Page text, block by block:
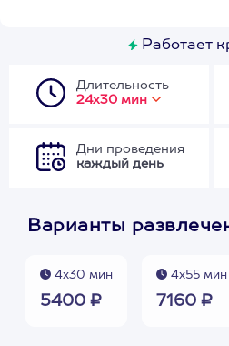
Работает
Длительность
24х30 мин
Дни проведения
каждый день
Варианты
4х30 мин
5400 ₽
4х55 мин
7160 ₽